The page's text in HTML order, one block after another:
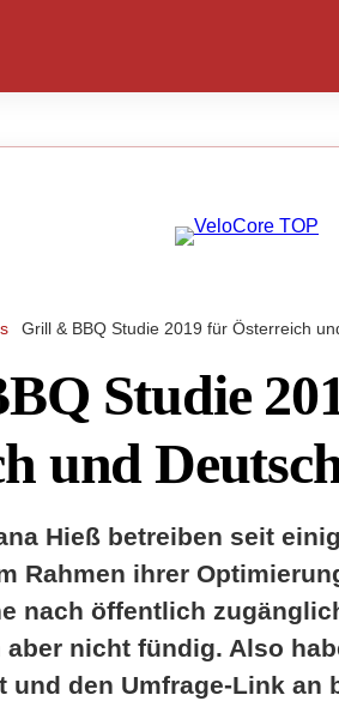
Grill & BBQ Studie 2019 für Österreich
Studie
und
Hieß betreiben seit
Rahmen ihrer
nach öffentlich
aber nicht fündig. Also
und den Umfrage-Link an